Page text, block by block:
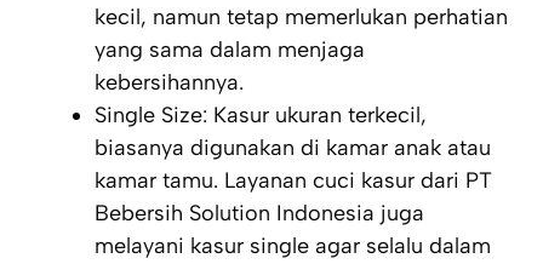
kecil, namun tetap memerlukan perhatian
yang sama dalam menjaga
kebersihannya.
Single Size: Kasur ukuran terkecil,
biasanya digunakan di kamar anak atau
kamar tamu. Layanan cuci kasur dari PT
Bebersih Solution Indonesia juga
melayani kasur single agar selalu dalam